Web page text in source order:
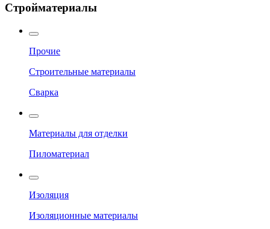
Стройматериалы
Прочие
Строительные материалы
Сварка
Материалы для отделки
Пиломатериал
Изоляция
Изоляционные материалы